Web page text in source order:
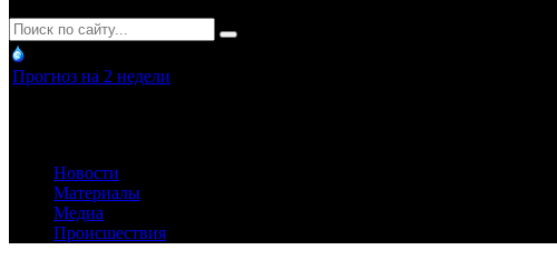
Прогноз на 2 недели
Новости
Материалы
Медиа
Происшествия